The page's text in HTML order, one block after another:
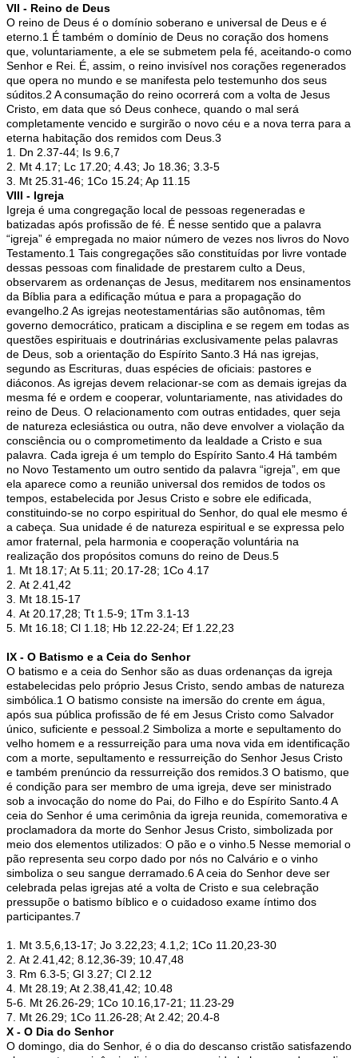
VII - Reino de Deus
O reino de Deus é o domínio soberano e universal de Deus e é
eterno.1 É também o domínio de Deus no coração dos homens
que, voluntariamente, a ele se submetem pela fé, aceitando-o como
Senhor e Rei. É, assim, o reino invisível nos corações regenerados
que opera no mundo e se manifesta pelo testemunho dos seus
súditos.2 A consumação do reino ocorrerá com a volta de Jesus
Cristo, em data que só Deus conhece, quando o mal será
completamente vencido e surgirão o novo céu e a nova terra para a
eterna habitação dos remidos com Deus.3
1. Dn 2.37-44; Is 9.6,7
2. Mt 4.17; Lc 17.20; 4.43; Jo 18.36; 3.3-5
3. Mt 25.31-46; 1Co 15.24; Ap 11.15
VIII - Igreja
Igreja é uma congregação local de pessoas regeneradas e
batizadas após profissão de fé. É nesse sentido que a palavra
“igreja” é empregada no maior número de vezes nos livros do Novo
Testamento.1 Tais congregações são constituídas por livre vontade
dessas pessoas com finalidade de prestarem culto a Deus,
observarem as ordenanças de Jesus, meditarem nos ensinamentos
da Bíblia para a edificação mútua e para a propagação do
evangelho.2 As igrejas neotestamentárias são autônomas, têm
governo democrático, praticam a disciplina e se regem em todas as
questões espirituais e doutrinárias exclusivamente pelas palavras
de Deus, sob a orientação do Espírito Santo.3 Há nas igrejas,
segundo as Escrituras, duas espécies de oficiais: pastores e
diáconos. As igrejas devem relacionar-se com as demais igrejas da
mesma fé e ordem e cooperar, voluntariamente, nas atividades do
reino de Deus. O relacionamento com outras entidades, quer seja
de natureza eclesiástica ou outra, não deve envolver a violação da
consciência ou o comprometimento da lealdade a Cristo e sua
palavra. Cada igreja é um templo do Espírito Santo.4 Há também
no Novo Testamento um outro sentido da palavra “igreja”, em que
ela aparece como a reunião universal dos remidos de todos os
tempos, estabelecida por Jesus Cristo e sobre ele edificada,
constituindo-se no corpo espiritual do Senhor, do qual ele mesmo é
a cabeça. Sua unidade é de natureza espiritual e se expressa pelo
amor fraternal, pela harmonia e cooperação voluntária na
realização dos propósitos comuns do reino de Deus.5
1. Mt 18.17; At 5.11; 20.17-28; 1Co 4.17
2. At 2.41,42
3. Mt 18.15-17
4. At 20.17,28; Tt 1.5-9; 1Tm 3.1-13
5. Mt 16.18; Cl 1.18; Hb 12.22-24; Ef 1.22,23
IX - O Batismo e a Ceia do Senhor
O batismo e a ceia do Senhor são as duas ordenanças da igreja
estabelecidas pelo próprio Jesus Cristo, sendo ambas de natureza
simbólica.1 O batismo consiste na imersão do crente em água,
após sua pública profissão de fé em Jesus Cristo como Salvador
único, suficiente e pessoal.2 Simboliza a morte e sepultamento do
velho homem e a ressurreição para uma nova vida em identificação
com a morte, sepultamento e ressurreição do Senhor Jesus Cristo
e também prenúncio da ressurreição dos remidos.3 O batismo, que
é condição para ser membro de uma igreja, deve ser ministrado
sob a invocação do nome do Pai, do Filho e do Espírito Santo.4 A
ceia do Senhor é uma cerimônia da igreja reunida, comemorativa e
proclamadora da morte do Senhor Jesus Cristo, simbolizada por
meio dos elementos utilizados: O pão e o vinho.5 Nesse memorial o
pão representa seu corpo dado por nós no Calvário e o vinho
simboliza o seu sangue derramado.6 A ceia do Senhor deve ser
celebrada pelas igrejas até a volta de Cristo e sua celebração
pressupõe o batismo bíblico e o cuidadoso exame íntimo dos
participantes.7
1. Mt 3.5,6,13-17; Jo 3.22,23; 4.1,2; 1Co 11.20,23-30
2. At 2.41,42; 8.12,36-39; 10.47,48
3. Rm 6.3-5; Gl 3.27; Cl 2.12
4. Mt 28.19; At 2.38,41,42; 10.48
5-6. Mt 26.26-29; 1Co 10.16,17-21; 11.23-29
7. Mt 26.29; 1Co 11.26-28; At 2.42; 20.4-8
X - O Dia do Senhor
O domingo, dia do Senhor, é o dia do descanso cristão satisfazendo